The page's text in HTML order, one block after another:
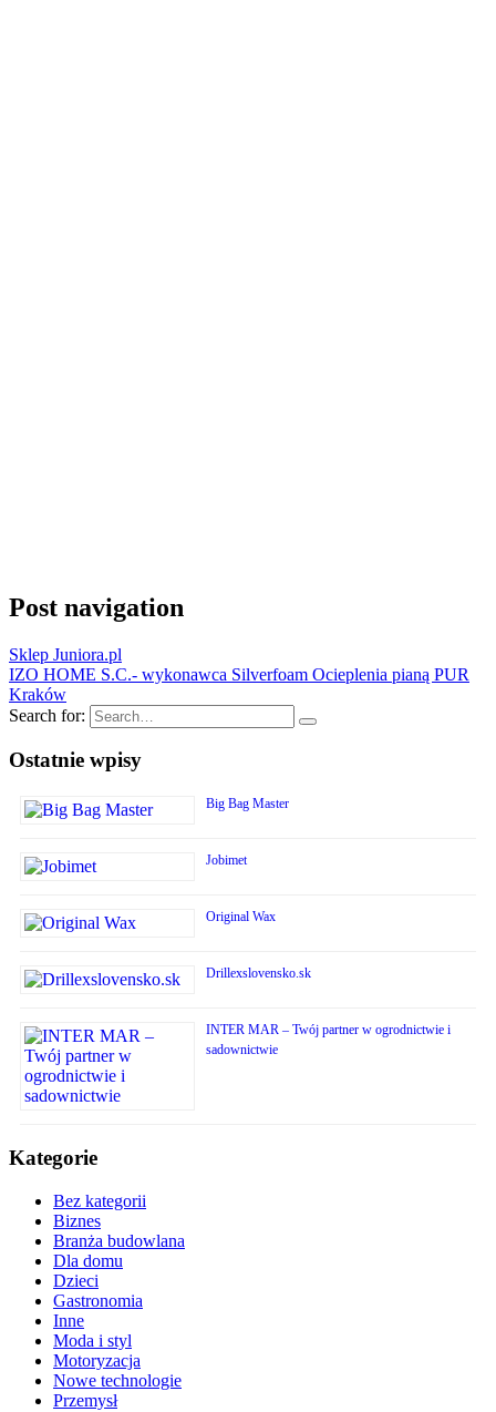
Post navigation
Sklep Juniora.pl
IZO HOME S.C.- wykonawca Silverfoam Ocieplenia pianą PUR
Kraków
Search for:
Ostatnie wpisy
Big Bag Master
Jobimet
Original Wax
Drillexslovensko.sk
INTER MAR – Twój partner w ogrodnictwie i
sadownictwie
Kategorie
Bez kategorii
Biznes
Branża budowlana
Dla domu
Dzieci
Gastronomia
Inne
Moda i styl
Motoryzacja
Nowe technologie
Przemysł